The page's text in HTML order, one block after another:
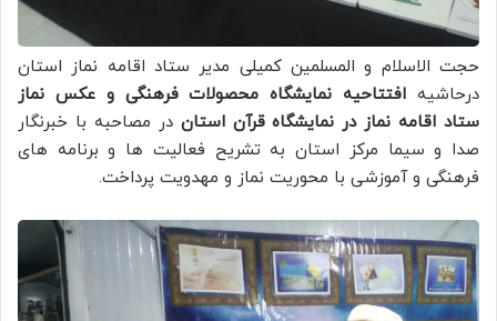
حجت الاسلام و المسلمین کمیلی مدیر ستاد اقامه نماز استان
درحاشیه افتتاحیه نمایشگاه محصولات فرهنگی و عکس نماز
ستاد اقامه نماز در نمایشگاه قرآن استان در مصاحبه با خبرنگار
صدا و سیما مرکز استان به تشریح فعالیت ها و برنامه های
فرهنگی و آموزشی با محوریت نماز و مهدویت پرداخت.